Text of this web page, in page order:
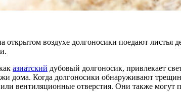
открытом воздухе долгоносики поедают листья
азиатский дубовый долгоносик, привлекает
дома. Когда долгоносики обнаруживают
вентиляционные отверстия. Они также могут